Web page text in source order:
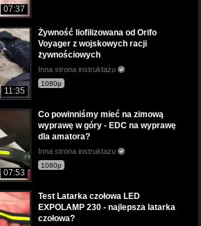
07:37
11:35
Żywność liofilizowana od Orifo
Voyager z wojskowych racji
żywnościowych
Inna strona instruktażu
1080p
07:53
Co powinniśmy mieć na zimową
wyprawę w góry - EDC na wyprawę
dla amatora?
Inna strona instruktażu
1080p
Test Latarka czołowa LED
EXPOLAMP 230 - najlepsza latarka
czołowa?